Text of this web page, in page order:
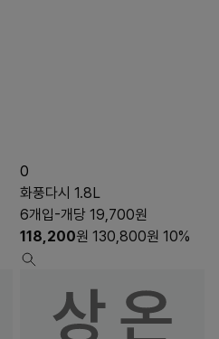
0
화풍다시 1.8L
6개입-개당 19,700원
118,200원 130,800원 10%